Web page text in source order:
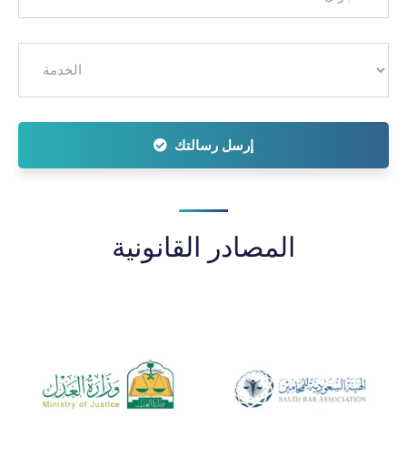
إرسل رسالتك
المصادر القانونية